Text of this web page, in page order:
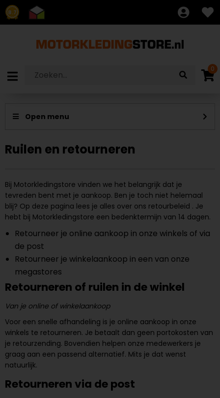
8.7
0
Ruilen en retourneren
Bij Motorkledingstore vinden we het belangrijk dat je
tevreden bent met je aankoop. Ben je toch niet helemaal
blij? Op deze pagina lees je alles over ons retourbeleid . Je
hebt bij Motorkledingstore een bedenktermijn van 14 dagen.
Retourneer je online aankoop in onze winkels of via
de post
Retourneer je winkelaankoop in een van onze
megastores
Retourneren of ruilen in de winkel
Van je online of winkelaankoop
Voor een snelle afhandeling is je online aankoop in onze
winkels te retourneren. Je betaalt dan geen portokosten van
je retourzending. Bovendien helpen onze medewerkers je
graag aan een passend alternatief. Mits je dat wenst
natuurlijk.
Retourneren via de post